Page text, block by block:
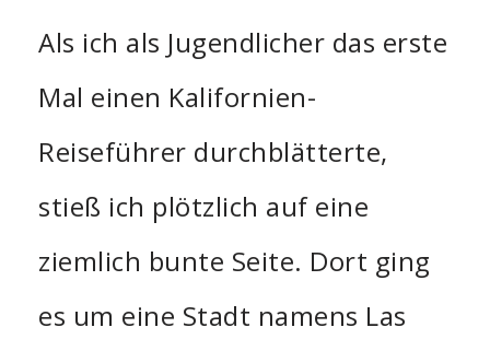
Als ich als Jugendlicher das erste
Mal einen Kalifornien-
Reiseführer durchblätterte,
stieß ich plötzlich auf eine
ziemlich bunte Seite. Dort ging
es um eine Stadt namens Las